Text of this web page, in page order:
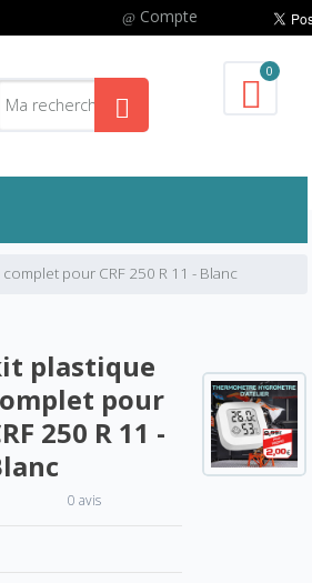
Compte
0
pour CRF 250 R 11 - Blanc
plastique
pour
250 R 11 -
0 avis